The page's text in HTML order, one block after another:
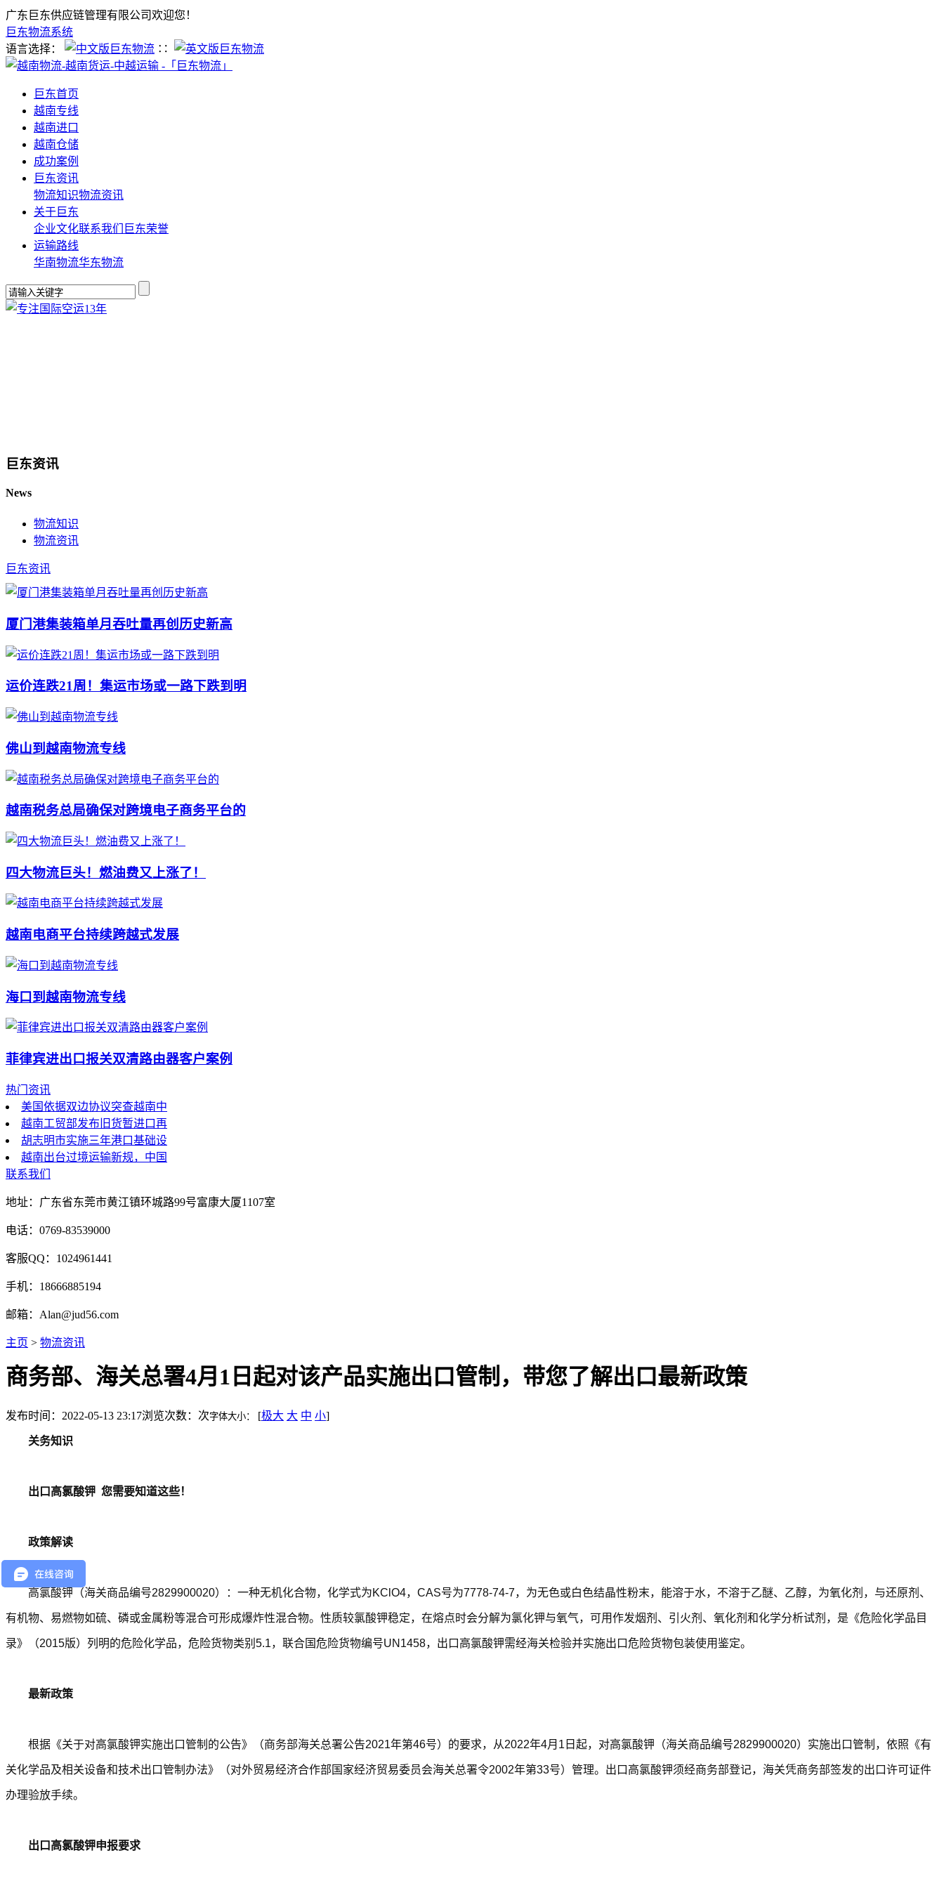
广东巨东供应链管理有限公司欢迎您！
巨东物流系统
语言选择：
∷
巨东首页
越南专线
越南进口
越南仓储
成功案例
巨东资讯
物流知识物流资讯
关于巨东
企业文化联系我们 巨东荣誉
运输路线
华南物流华东物流
巨东资讯
News
物流知识
物流资讯
巨东资讯
厦门港集装箱单月吞吐量再创历史新高
运价连跌21周！集运市场或一路下跌到明
佛山到越南物流专线
越南税务总局确保对跨境电子商务平台的
四大物流巨头！燃油费又上涨了！
越南电商平台持续跨越式发展
海口到越南物流专线
菲律宾进出口报关双清路由器客户案例
热门资讯
美国依据双边协议突查越南中
越南工贸部发布旧货暂进口再
胡志明市实施三年港口基础设
越南出台过境运输新规，中国
联系我们
地址：广东省东莞市黄江镇环城路99号富康大厦1107室
电话：0769-83539000
客服QQ：1024961441
手机：18666885194
邮箱：Alan@jud56.com
主页 > 物流资讯
商务部、海关总署4月1日起对该产品实施出口管制，带您了解出口最新政策
发布时间：2022-05-13 23:17浏览次数： 次字体大小： [极大 大 中 小]
关务知识
出口高氯酸钾 您需要知道这些！
政策解读
高氯酸钾（海关商品编号2829900020）：一种无机化合物，化学式为KClO4，CAS号为7778-74-7，为无色或白色结晶性粉末，能溶于水，不溶于乙醚、乙醇，为氧化剂，与还原剂、
有机物、易燃物如硫、磷或金属粉等混合可形成爆炸性混合物。性质较氯酸钾稳定，在熔点时会分解为氯化钾与氧气，可用作发烟剂、引火剂、氧化剂和化学分析试剂，是《危险化学品目
录》（2015版）列明的危险化学品，危险货物类别5.1，联合国危险货物编号UN1458，出口高氯酸钾需经海关检验并实施出口危险货物包装使用鉴定。
最新政策
根据《关于对高氯酸钾实施出口管制的公告》（商务部海关总署公告2021年第46号）的要求，从2022年4月1日起，对高氯酸钾（海关商品编号2829900020）实施出口管制，依照《有
关化学品及相关设备和技术出口管制办法》（对外贸易经济合作部国家经济贸易委员会海关总署令2002年第33号）管理。出口高氯酸钾须经商务部登记，海关凭商务部签发的出口许可证件
办理验放手续。
出口高氯酸钾申报要求